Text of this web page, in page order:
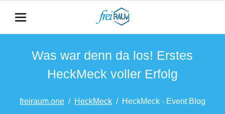
Was war denn da los! Erstes
HeckMeck voller Erfolg
freiraum.one HeckMeck HeckMeck - Event Blog